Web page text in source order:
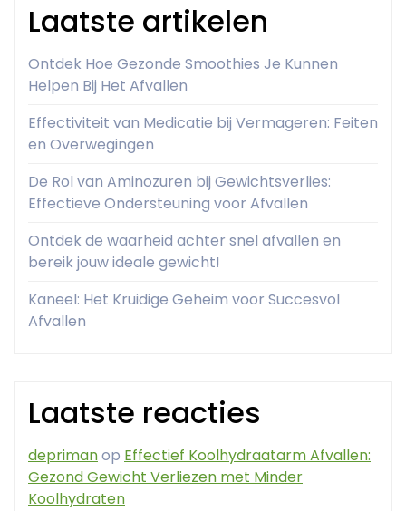
Laatste artikelen
Ontdek Hoe Gezonde Smoothies Je Kunnen
Helpen Bij Het Afvallen
Effectiviteit van Medicatie bij Vermageren: Feiten
en Overwegingen
De Rol van Aminozuren bij Gewichtsverlies:
Effectieve Ondersteuning voor Afvallen
Ontdek de waarheid achter snel afvallen en
bereik jouw ideale gewicht!
Kaneel: Het Kruidige Geheim voor Succesvol
Afvallen
Laatste reacties
deprimanop Effectief Koolhydraatarm Afvallen:
Gezond Gewicht Verliezen met Minder
Koolhydraten